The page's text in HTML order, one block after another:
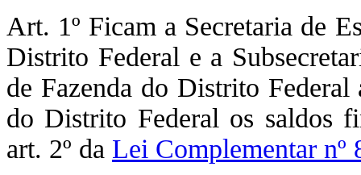
Art. 1º Ficam a Secretaria de
Distrito Federal e a
de Fazenda do Distrito
do Distrito Federal os saldos
art. 2º da Lei Complementar nº